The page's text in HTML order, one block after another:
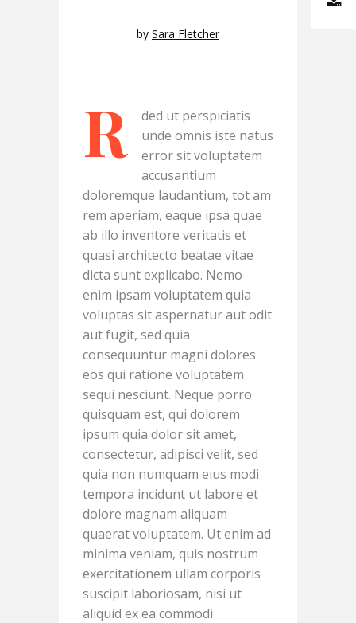
by Sara Fletcher
R
ded ut perspiciatis
unde omnis iste natus
error sit voluptatem
accusantium
doloremque laudantium, tot am
rem aperiam, eaque ipsa quae
ab illo inventore veritatis et
quasi architecto beatae vitae
dicta sunt explicabo. Nemo
enim ipsam voluptatem quia
voluptas sit aspernatur aut odit
aut fugit, sed quia
consequuntur magni dolores
eos qui ratione voluptatem
sequi nesciunt. Neque porro
quisquam est, qui dolorem
ipsum quia dolor sit amet,
consectetur, adipisci velit, sed
quia non numquam eius modi
tempora incidunt ut labore et
dolore magnam aliquam
quaerat voluptatem. Ut enim ad
minima veniam, quis nostrum
exercitationem ullam corporis
suscipit laboriosam, nisi ut
aliquid ex ea commodi